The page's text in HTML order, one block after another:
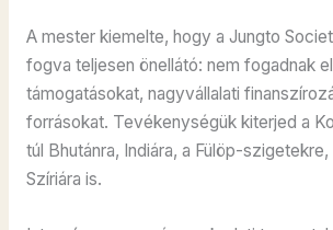
A mester kiemelte, hogy a Jungto
fogva teljesen önellátó: nem fogadnak
támogatásokat, nagyvállalati
forrásokat. Tevékenységük kiterjed a
túl Bhutánra, Indiára, a Fülöp-
Szíriára is.